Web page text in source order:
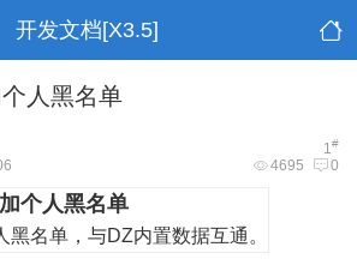
开发文档[X3.5]
人黑名单
1#
4695 0
个人黑名单
黑名单，与DZ内置数据互通。